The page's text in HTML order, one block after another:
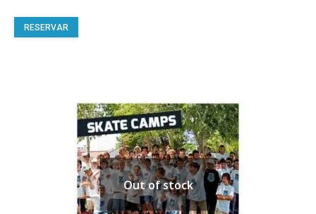
RESERVAR
Out of stock